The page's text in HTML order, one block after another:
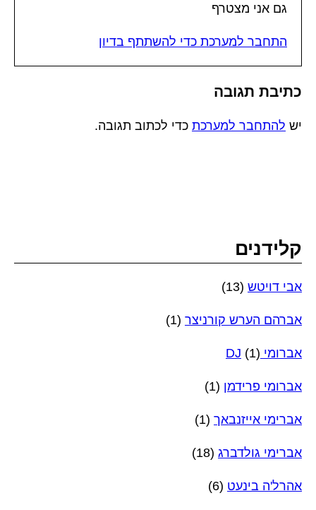
גם אני מצטרף
התחבר למערכת כדי להשתתף בדיון
כתיבת תגובה
יש להתחבר למערכת כדי לכתוב תגובה.
קלידנים
אבי דויטש (13)
אברהם הערש קורניצר (1)
אברומי DJ (1)
אברומי פרידמן (1)
אברימי אייזנבאך (1)
אברימי גולדברג (18)
אהרל'ה בינעט (6)